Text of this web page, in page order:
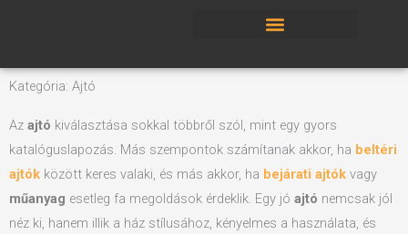
Kategória: Ajtó
Az ajtó kiválasztása sokkal többről szól, mint egy gyors
katalóguslapozás. Más szempontok számítanak akkor, ha beltéri
ajtók között keres valaki, és más akkor, ha bejárati ajtók vagy
műanyag esetleg fa megoldások érdeklik. Egy jó ajtó nemcsak jól
néz ki, hanem illik a ház stílusához, kényelmes a használata, és